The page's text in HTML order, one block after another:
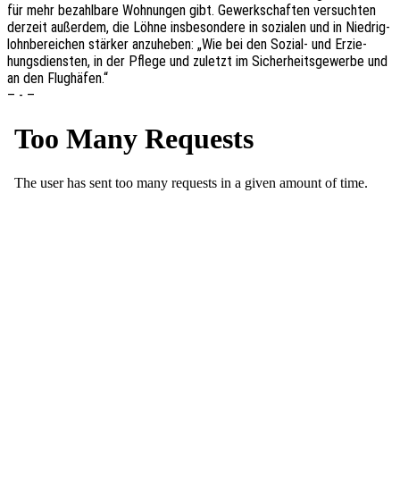
für mehr bezahl­ba­re Wohnun­gen gibt. Gewerk­schaf­ten versuch­ten
derzeit außer­dem, die Löhne insbe­son­de­re in sozia­len und in Nied­rig­
lohn­be­rei­chen stär­ker anzu­he­ben: „Wie bei den Sozial- und Erzie­
hungs­diens­ten, in der Pflege und zuletzt im Sicher­heits­ge­wer­be und
an den Flughäfen.“
– - –